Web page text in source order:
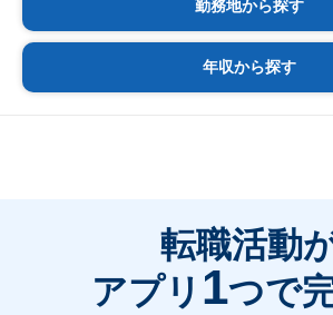
勤務地から探す
年収から探す
転職活動
アプリ 1つで